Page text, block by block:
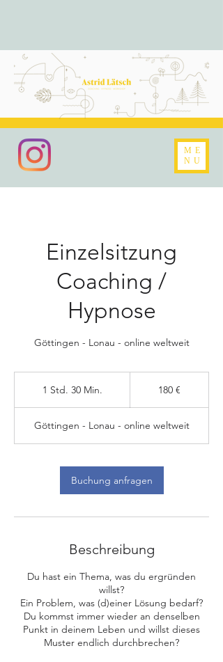
ME
NU
Einzelsitzung
Coaching /
Hypnose
Göttingen - Lonau - online weltweit
1 Std. 30 Min.
d
3
M
i
n
180 €
Göttingen - Lonau - online weltweit
Buchung anfragen
Beschreibung
Du hast ein Thema, was du ergründen
willst?
Ein Problem, was (d)einer Lösung bedarf?
Du kommst immer wieder an denselben
Punkt in deinem Leben und willst dieses
Muster endlich durchbrechen?